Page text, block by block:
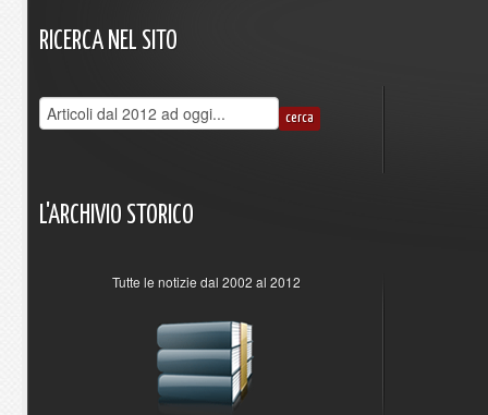
RICERCA NEL SITO
L'ARCHIVIO STORICO
Tutte le notizie dal 2002 al 2012